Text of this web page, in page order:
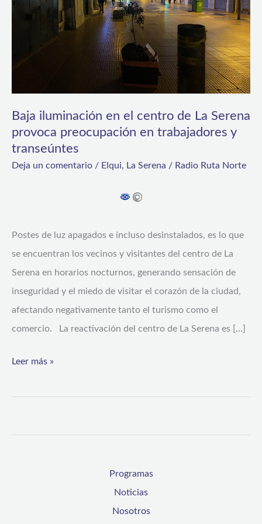
Baja iluminación en el centro de La Serena
provoca preocupación en trabajadores y
transeúntes
Deja un comentario / Elqui, La Serena / Radio Ruta Norte
Postes de luz apagados e incluso desinstalados, es lo que
se encuentran los vecinos y visitantes del centro de La
Serena en horarios nocturnos, generando sensación de
inseguridad y el miedo de visitar el corazón de la ciudad,
afectando negativamente tanto el turismo como el
comercio. La reactivación del centro de La Serena es […]
preocupación
en
trabajadores
y
transeúntes
Leer más »
Programas
Noticias
Nosotros